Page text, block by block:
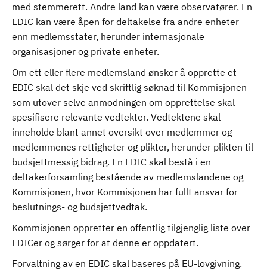
med stemmerett. Andre land kan være observatører. En
EDIC kan være åpen for deltakelse fra andre enheter
enn medlemsstater, herunder internasjonale
organisasjoner og private enheter.
Om ett eller flere medlemsland ønsker å opprette et
EDIC skal det skje ved skriftlig søknad til Kommisjonen
som utover selve anmodningen om opprettelse skal
spesifisere relevante vedtekter. Vedtektene skal
inneholde blant annet oversikt over medlemmer og
medlemmenes rettigheter og plikter, herunder plikten til
budsjettmessig bidrag. En EDIC skal bestå i en
deltakerforsamling bestående av medlemslandene og
Kommisjonen, hvor Kommisjonen har fullt ansvar for
beslutnings- og budsjettvedtak.
Kommisjonen oppretter en offentlig tilgjenglig liste over
EDICer og sørger for at denne er oppdatert.
Forvaltning av en EDIC skal baseres på EU-lovgivning.